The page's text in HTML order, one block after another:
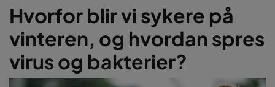
Hvorfor blir vi sykere på
vinteren, og hvordan spres
virus og bakterier?